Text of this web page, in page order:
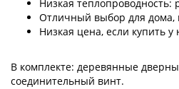
Низкая теплопроводность:
Отличный выбор для дома,
Низкая цена, если купить
В комплекте: деревянные
соединительный винт.